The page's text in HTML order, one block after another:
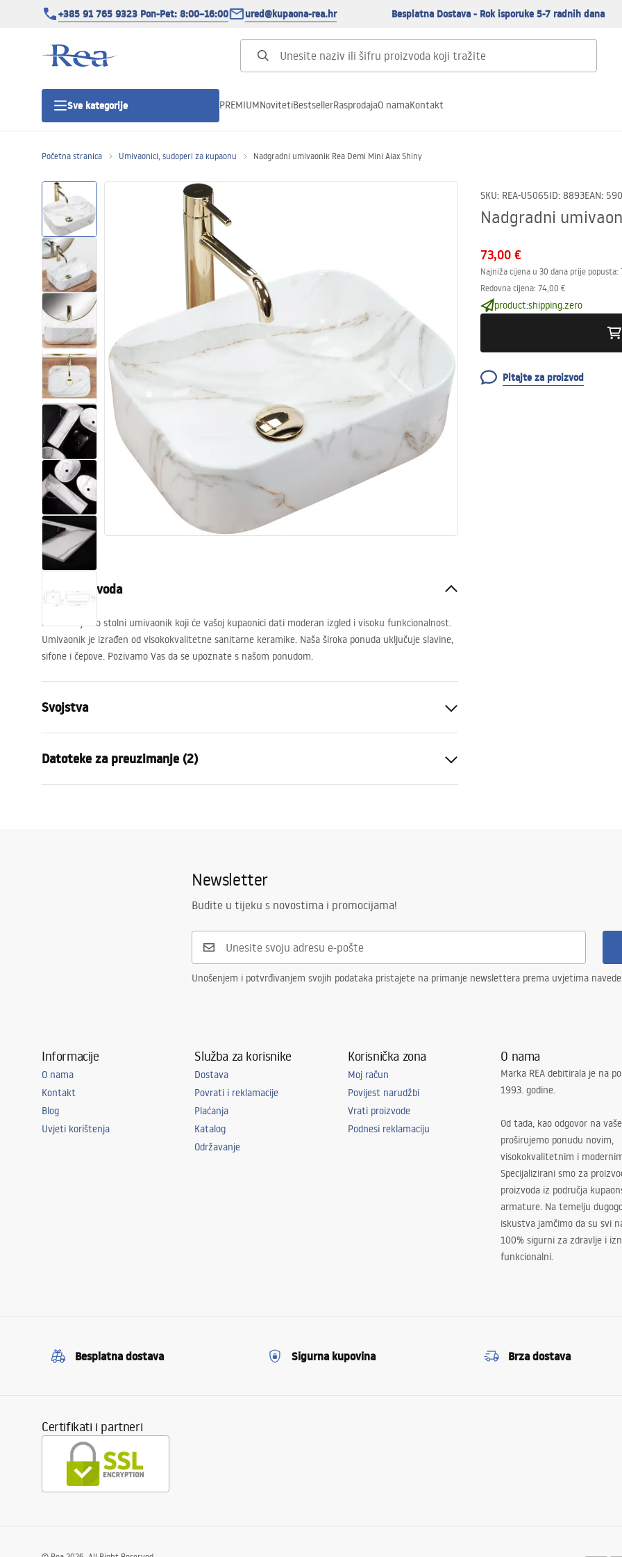
+385 91 765 9323 Pon-Pet: 8:00–16:00 ured@kupaona-rea.hr Besplatna Dostava - Rok isporuke 5-7 radnih dana
Sve kategorije
Tuš vrata
Tuš Kanalice
WC školjke
Umivaonici
Kade i paravani
Miješalice, pipe, slavine
Tuševi
Kuhinja
Pribor i kupaonski namještaj
PREMIUMNovitetiBestsellerRasprodajaO namaKontakt
Početna stranica Umivaonici, sudoperi za kupaonu Nadgradni umivaonik Rea Demi Mini Aiax Shiny
SKU: REA-U5065ID: 8893EAN:
Nadgradni
73,00 €
Najniža cijena u 30 dana prije popusta:
Redovna cijena: 74,00 €
product:shipping.zero
Pitajte za proizvod
Opis proizvoda
Predstavljamo stolni umivaonik koji će vašoj kupaonici dati moderan izgled i visoku funkcionalnost.
Umivaonik je izrađen od visokokvalitetne sanitarne keramike. Naša široka ponuda uključuje slavine,
sifone i čepove. Pozivamo Vas da se upoznate s našom ponudom.
Svojstva
Materijal
Boja
Imitacija kamena
140
NE
NE
Datoteke za preuzimanje (2)
Newsletter
Budite u tijeku s novostima i promocijama!
Unošenjem i potvrđivanjem svojih podataka pristajete na primanje newslettera prema uvjetima
Informacije
O nama
Kontakt
Blog
Uvjeti korištenja
Služba za korisnike
Dostava
Povrati i reklamacije
Plaćanja
Katalog
Održavanje
Korisnička zona
Moj račun
Povijest narudžbi
Vrati proizvode
Podnesi reklamaciju
O nama
Marka REA debitirala je na
1993. godine.
Od tada, kao odgovor na
proširujemo ponudu novim,
visokokvalitetnim i
Specijalizirani smo za
proizvoda iz područja
armature. Na temelju
iskustva jamčimo da su svi
100% sigurni za zdravlje i
funkcionalni.
Besplatna dostava Sigurna kupovina Brza dostava
Certifikati i partneri